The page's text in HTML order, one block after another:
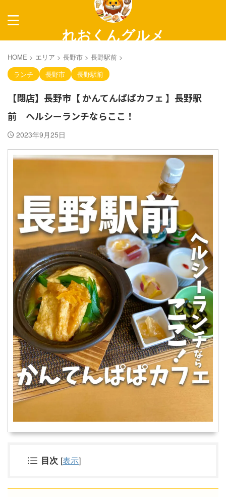
れおくんグルメ
HOME > エリア > 長野市 > 長野駅前 >
ランチ
長野市 長野駅前
【閉店】長野市【 かんてんぱぱカフェ 】長野駅
前 ヘルシーランチならここ！
2023年9月25日
目次 [表示]